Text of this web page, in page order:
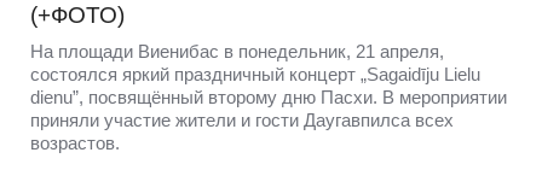
(+ФОТО)
На площади Виенибас в понедельник, 21 апреля,
состоялся яркий праздничный концерт „Sagaidīju Lielu
dienu”, посвящённый второму дню Пасхи. В мероприятии
приняли участие жители и гости Даугавпилса всех
возрастов.